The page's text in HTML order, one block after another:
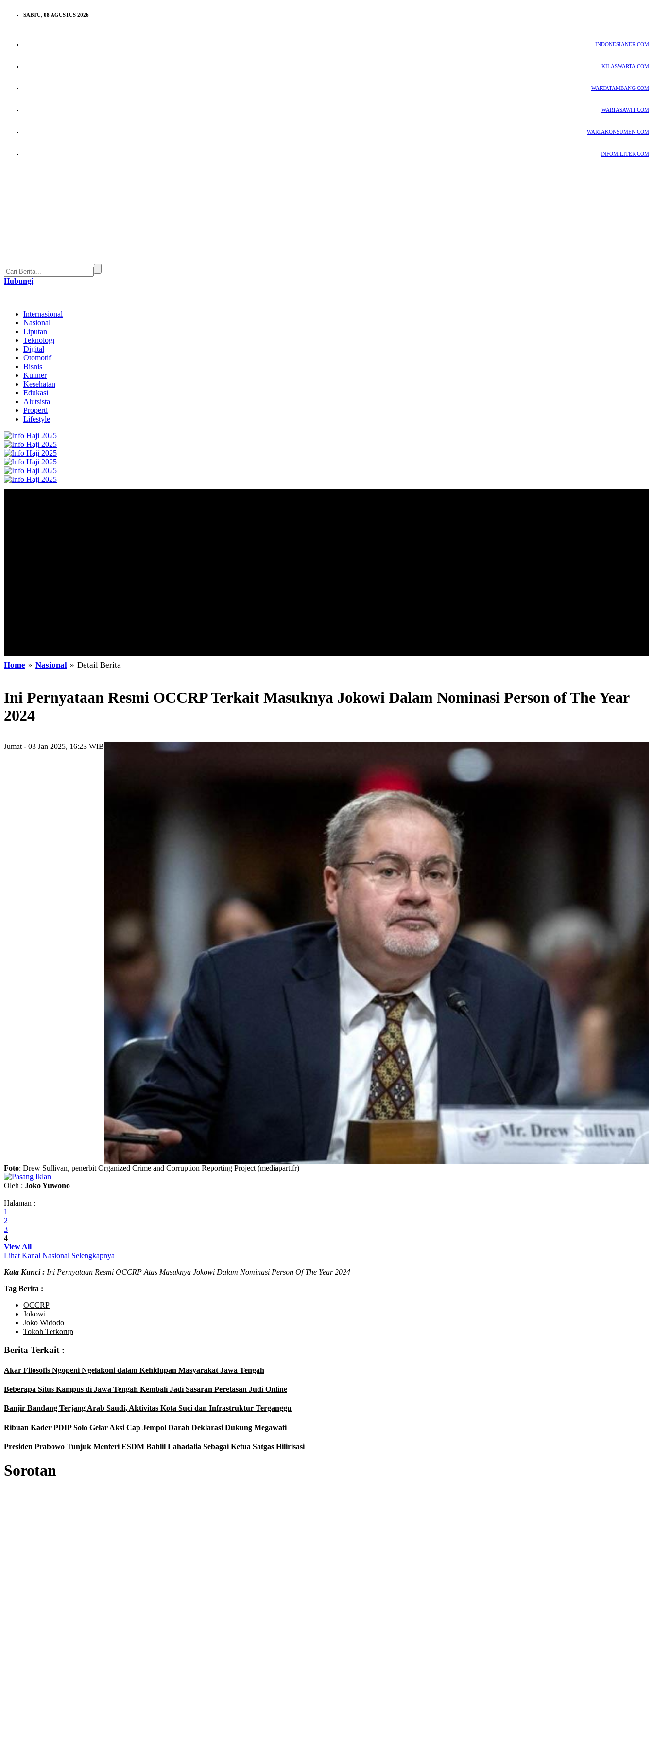
SABTU, 08 AGUSTUS 2026
INDONESIANER.COM
KILASWARTA.COM
WARTATAMBANG.COM
WARTASAWIT.COM
WARTAKONSUMEN.COM
INFOMILITER.COM
Hubungi
Internasional
Nasional
Liputan
Teknologi
Digital
Otomotif
Bisnis
Kuliner
Kesehatan
Edukasi
Alutsista
Properti
Lifestyle
Home » Nasional » Detail Berita
Ini Pernyataan Resmi OCCRP Terkait Masuknya Jokowi Dalam Nominasi Person of The Year
2024
Jumat - 03 Jan 2025, 16:23 WIB
Foto: Drew Sullivan, penerbit Organized Crime and Corruption Reporting Project (mediapart.fr)
Oleh : Joko Yuwono
Halaman :
1
2
3
4
View All
Lihat Kanal Nasional Selengkapnya
Kata Kunci : Ini Pernyataan Resmi OCCRP Atas Masuknya Jokowi Dalam Nominasi Person Of The Year 2024
Tag Berita :
OCCRP
Jokowi
Joko Widodo
Tokoh Terkorup
Berita Terkait :
Akar Filosofis Ngopeni Ngelakoni dalam Kehidupan Masyarakat Jawa Tengah
Beberapa Situs Kampus di Jawa Tengah Kembali Jadi Sasaran Peretasan Judi Online
Banjir Bandang Terjang Arab Saudi, Aktivitas Kota Suci dan Infrastruktur Terganggu
Ribuan Kader PDIP Solo Gelar Aksi Cap Jempol Darah Deklarasi Dukung Megawati
Presiden Prabowo Tunjuk Menteri ESDM Bahlil Lahadalia Sebagai Ketua Satgas Hilirisasi
Sorotan